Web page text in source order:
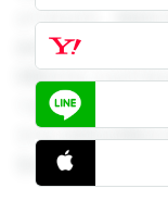
ができます。登録
録すると回答を閲
閲覧することがで
できます。登録す
すると回答を閲覧
覧することができま